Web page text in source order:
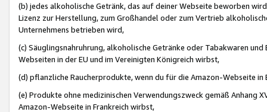
(b) jedes alkoholische Getränk, das auf deiner Webseite beworben
Lizenz zur Herstellung, zum Großhandel oder zum Vertrieb
Unternehmens betrieben wird,
(c) Säuglingsnahruhrung, alkoholische Getränke oder Tabakwaren
Webseiten in der EU und im Vereinigten Königreich wirbst,
(d) pflanzliche Raucherprodukte, wenn du für die Amazon-Webseite in
(e) Produkte ohne medizinischen Verwendungszweck gemäß Anhang
Amazon-Webseite in Frankreich wirbst,